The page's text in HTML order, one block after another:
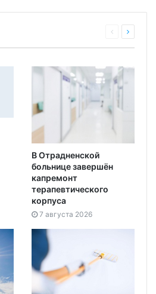
В Отрадненской
больнице завершён
капремонт
терапевтического
корпуса
7 августа 2026